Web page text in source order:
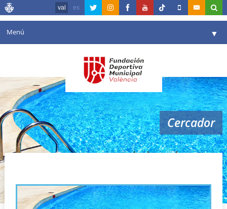
val es
Menú ▼
Agenda
Instal·lacions ▼
Comunicació ▼
València en esport ▼
Reserves
Cercador
piscinas de verano